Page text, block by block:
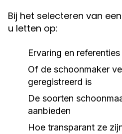
Bij het selecteren van
u letten op:
Ervaring en referenties
Of de schoonmaker
geregistreerd is
De soorten
aanbieden
Hoe transparant ze